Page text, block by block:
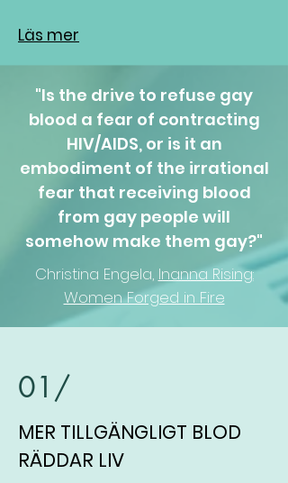
Läs mer
"Is the drive to refuse gay
blood a fear of contracting
HIV/AIDS, or is it an
embodiment of the irrational
fear that receiving blood
from gay people will
somehow make them gay?"
Christina Engela, Inanna Rising:
Women Forged in Fire
01/
MER TILLGÄNGLIGT BLOD
RÄDDAR LIV